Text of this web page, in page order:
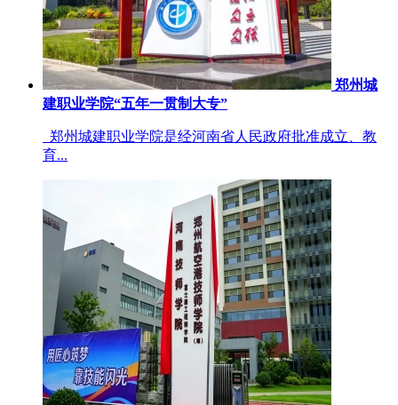
郑州城
建职业学院“五年一贯制大专”
郑州城建职业学院是经河南省人民政府批准成立、教
育...